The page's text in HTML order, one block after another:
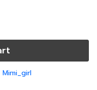
Mimi_girl